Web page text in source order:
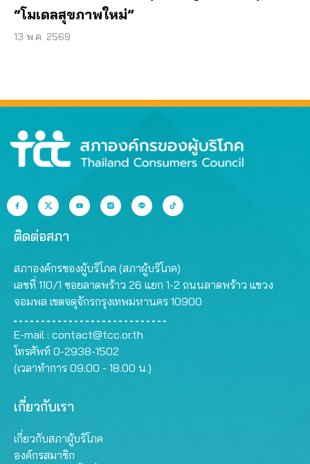
“โมเดลสุขภาพใหม่”
13 พ.ค. 2569
ติดต่อสภา
สภาองค์กรของผู้บริโภค (สภาผู้บริโภค)
เลขที่ 110/1 ซอยลาดพร้าว 26 แยก 1-2 ถนนลาดพร้าว แขวง
จอมพล เขตจตุจักรกรุงเทพมหานคร 10900
E-mail : contact@tcc.or.th
โทรศัพท์ 0-2938-1502
(เวลาทำการ 09.00 - 18.00 น.)
เกี่ยวกับเรา
เกี่ยวกับสภาผู้บริโภค
องค์กรสมาชิก